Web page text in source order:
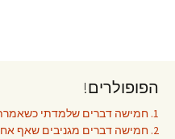
הפופולרים!
1. חמישה דברים שלמדתי כשאמרתי כן לבת שלי במשך 24 שעות
2. חמישה דברים מגניבים שאף אחד לא אמר לך על הנקה לילית